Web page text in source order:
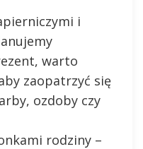
i
warto
zaopatrzyć się
ozdoby czy
rodziny –